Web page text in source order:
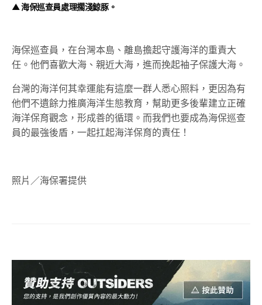
▲ 海保巡查員處理擱淺鯨豚。
海保巡查員，在台灣本島、離島擔起守護海洋的重責大
任。他們喜歡大海、親近大海，進而挽起袖子保護大海。
台灣的海洋何其幸運能有這麼一群人悉心照料，更因為有
他們不遺餘力推廣海洋生態教育，幫助更多後輩建立正確
海洋保育觀念，形成善的循環。而我們也要成為海保巡查
員的最強後盾，一起扛起海洋保育的責任！
照片／海保署提供